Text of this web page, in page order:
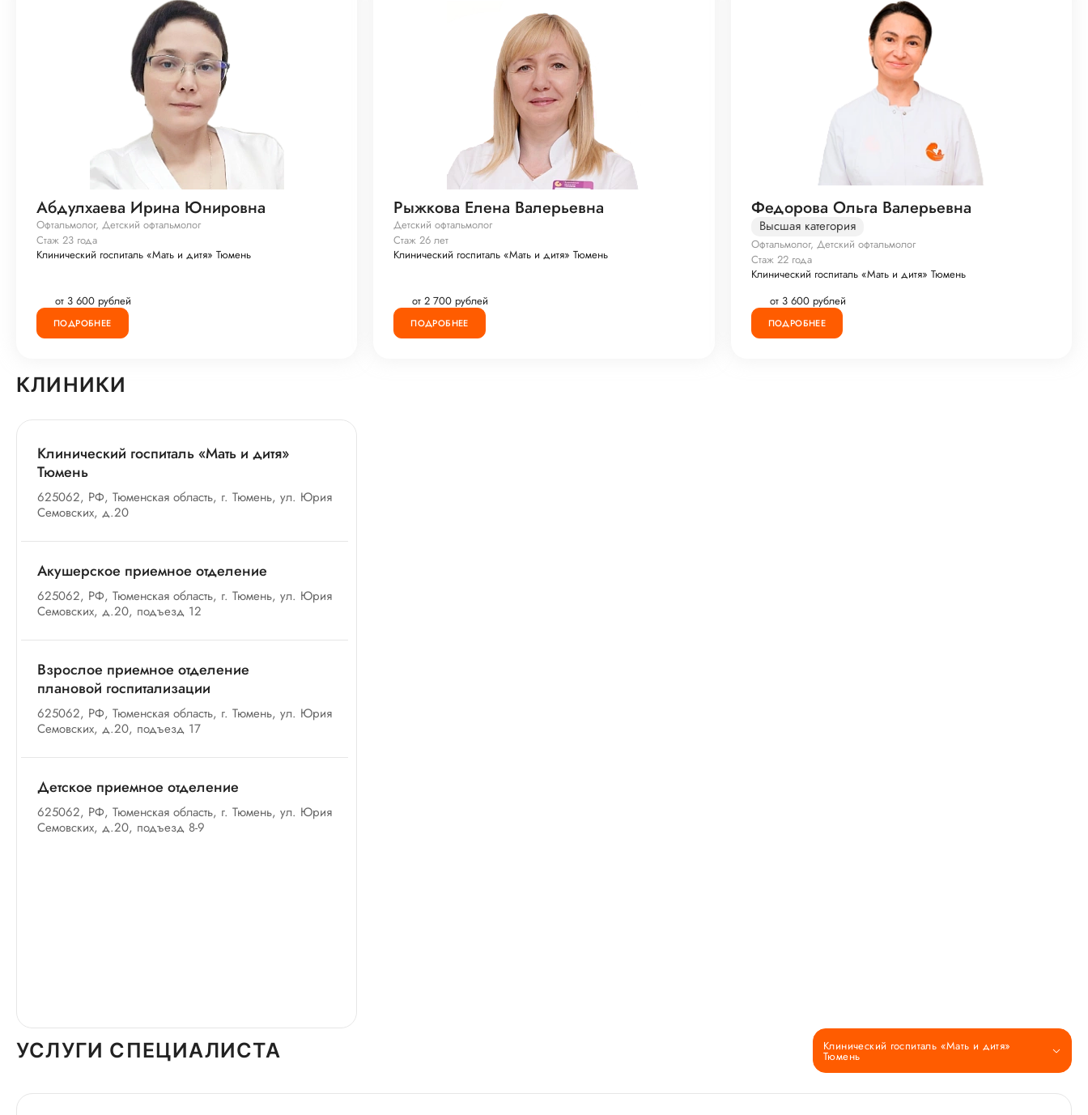
Абдулхаева Ирина Юнировна
Офтальмолог, Детский офтальмолог
Стаж 23 года
Клинический госпиталь «Мать и дитя» Тюмень
от 3 600 рублей
ПОДРОБНЕЕ
Рыжкова Елена Валерьевна
Детский офтальмолог
Стаж 26 лет
Клинический госпиталь «Мать и дитя» Тюмень
от 2 700 рублей
ПОДРОБНЕЕ
Федорова Ольга Валерьевна
Высшая категория
Офтальмолог, Детский офтальмолог
Стаж 22 года
Клинический госпиталь «Мать и дитя» Тюмень
от 3 600 рублей
ПОДРОБНЕЕ
КЛИНИКИ
Клинический госпиталь «Мать и дитя»
Тюмень
625062, РФ, Тюменская область, г. Тюмень, ул. Юрия
Семовских, д.20
Акушерское приемное отделение
625062, РФ, Тюменская область, г. Тюмень, ул. Юрия
Семовских, д.20, подъезд 12
Взрослое приемное отделение
плановой госпитализации
625062, РФ, Тюменская область, г. Тюмень, ул. Юрия
Семовских, д.20, подъезд 17
Детское приемное отделение
625062, РФ, Тюменская область, г. Тюмень, ул. Юрия
Семовских, д.20, подъезд 8-9
УСЛУГИ СПЕЦИАЛИСТА Клинический госпиталь «Мать и дитя»
Тюмень